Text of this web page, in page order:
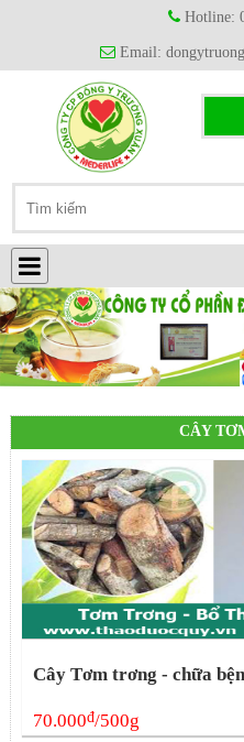
Hotline:
Email:
CÂY
Cây Tơm trơng - chữa
70.000đ/500g